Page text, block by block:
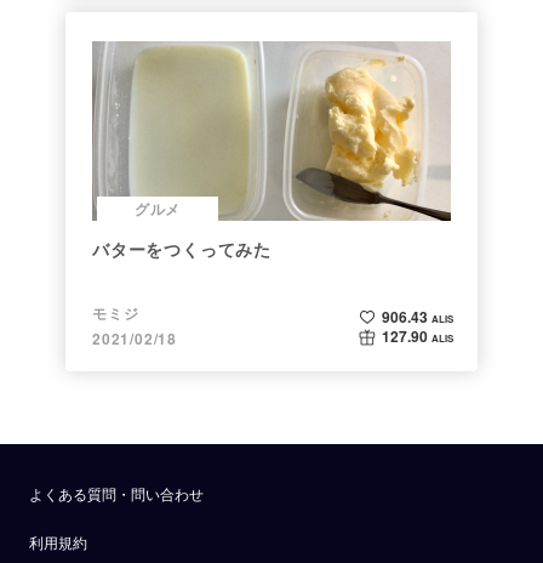
グルメ
バターをつくってみた
モミジ
2021/02/18
906.43 ALIS
127.90 ALIS
よくある質問・問い合わせ
利用規約